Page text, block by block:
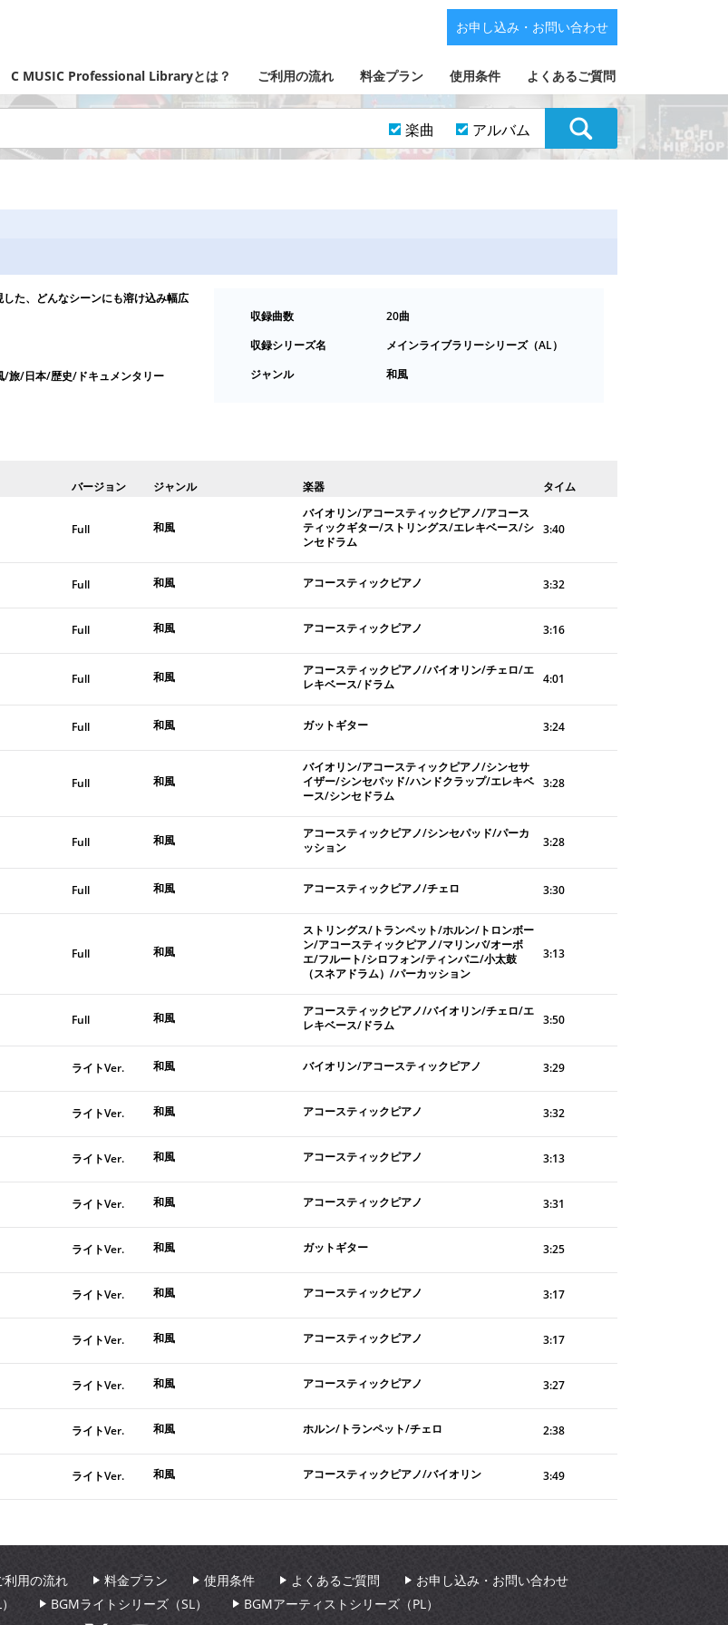
C MUSIC Professional Libraryとは？ ご利用の流れ 料金プラン 使用条件 よくあるご質問
お申し込み・お問い合わせ
楽曲 アルバム
た、どんなシーンにも溶け込み幅広
旅/日本/歴史/ドキュメンタリー
収録曲数
20曲
収録シリーズ名
メインライブラリーシリーズ（AL）
ジャンル
和風
バージョン ジャンル 楽器 タイム
Full 和風
バイオリン/アコースティックピアノ/アコース
ティックギター/ストリングス/エレキベース/シ
ンセドラム
3:40
Full 和風 アコースティックピアノ 3:32
Full 和風 アコースティックピアノ 3:16
Full 和風
アコースティックピアノ/バイオリン/チェロ/エ
レキベース/ドラム
4:01
Full 和風 ガットギター 3:24
Full 和風
バイオリン/アコースティックピアノ/シンセサ
イザー/シンセパッド/ハンドクラップ/エレキベ
ース/シンセドラム
3:28
Full 和風
アコースティックピアノ/シンセパッド/パーカ
ッション
3:28
Full 和風 アコースティックピアノ/チェロ 3:30
Full 和風
ストリングス/トランペット/ホルン/トロンボー
ン/アコースティックピアノ/マリンバ/オーボ
エ/フルート/シロフォン/ティンパニ/小太鼓
（スネアドラム）/パーカッション
3:13
Full 和風
アコースティックピアノ/バイオリン/チェロ/エ
レキベース/ドラム
3:50
ライトVer. 和風 バイオリン/アコースティックピアノ 3:29
ライトVer. 和風 アコースティックピアノ 3:32
ライトVer. 和風 アコースティックピアノ 3:13
ライトVer. 和風 アコースティックピアノ 3:31
ライトVer. 和風 ガットギター 3:25
ライトVer. 和風 アコースティックピアノ 3:17
ライトVer. 和風 アコースティックピアノ 3:17
ライトVer. 和風 アコースティックピアノ 3:27
ライトVer. 和風 ホルン/トランペット/チェロ 2:38
ライトVer. 和風 アコースティックピアノ/バイオリン 3:49
利用の流れ 料金プラン 使用条件 よくあるご質問
お申し込み・お問い合わせ
BGMライトシリーズ（SL） BGMアーティストシリーズ（PL）